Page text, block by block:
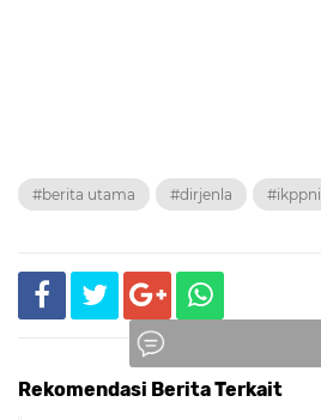
#berita utama #dirjenla #ikppni
Rekomendasi Berita Terkait